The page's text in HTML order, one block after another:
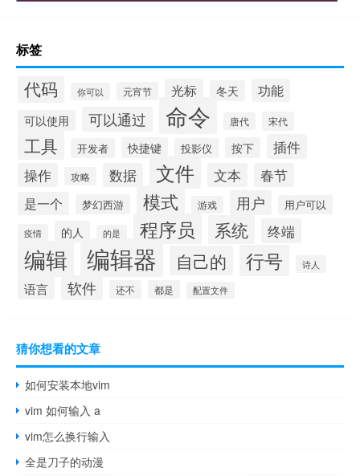
标签
代码 你可以 元宵节 光标 冬天 功能
可以使用 可以通过 命令 唐代 宋代
工具 开发者 快捷键 投影仪 按下 插件
操作 攻略 数据 文件 文本 春节
是一个 梦幻西游 模式 游戏 用户 用户可以
疫情 的人 的是 程序员 系统 终端
编辑 编辑器 自己的 行号 诗人
语言 软件 还不 都是 配置文件
猜你想看的文章
如何安装本地vim
vim 如何输入 a
vim怎么换行输入
全是刀子的动漫